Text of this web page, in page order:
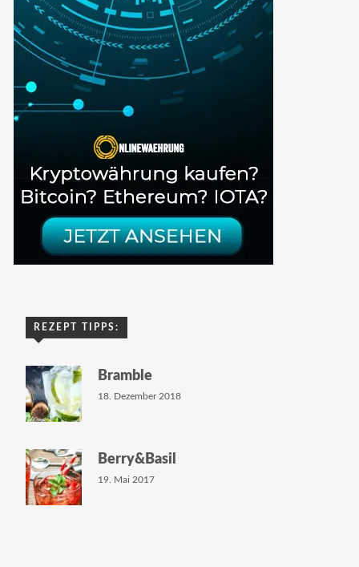
REZEPT TIPPS:
Bramble
18. Dezember 2018
Berry&Basil
19. Mai 2017